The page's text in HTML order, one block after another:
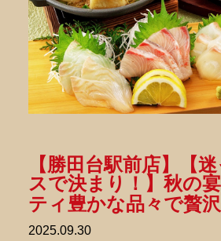
2025.09.30
【勝田台駅前店】【
スで決まり！】秋の
ティ豊かな品々で贅